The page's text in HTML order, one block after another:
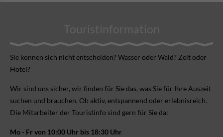
Touristinformation
Sie können sich nicht ent­scheiden? Wasser oder Wald? Zelt oder
Hotel?
Wir sind uns sicher, wir finden für Sie das, was Sie für Ihre Aus­zeit
suchen und brauchen. Ob aktiv, ent­spannend oder erlebnis­reich.
Die Mitarbeiter der Touristinfo sind gern für Sie da:
Mo - Fr von 10:00 Uhr bis 18:30 Uhr